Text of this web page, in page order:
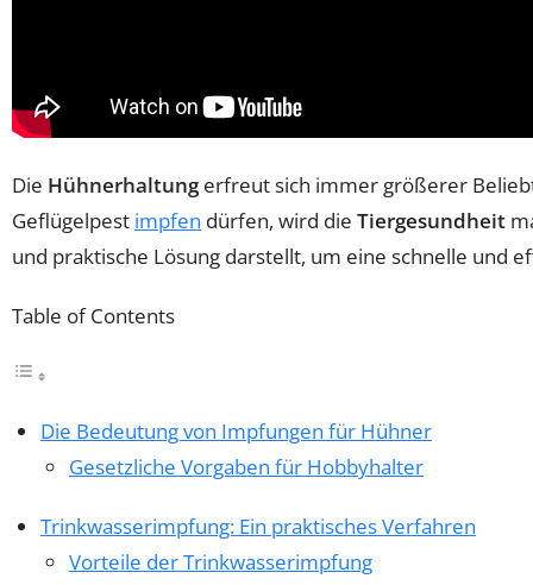
Die Hühnerhaltungerfreut sich immer größerer
Geflügelpest impfen dürfen, wird die Tiergesundheit
und praktische Lösung darstellt, um eine schnelle und
Table of Contents
Die Bedeutung von Impfungen für Hühner
Gesetzliche Vorgaben für Hobbyhalter
Trinkwasserimpfung: Ein praktisches Verfahren
Vorteile der Trinkwasserimpfung